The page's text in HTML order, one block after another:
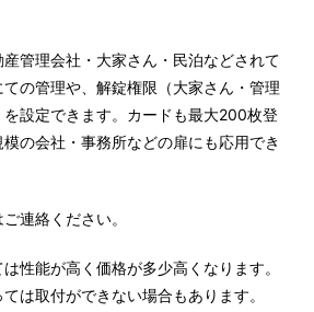
産管理会社・大家さん・民泊などされて
の管理や、解錠権限（大家さん・管理
設定できます。カードも最大200枚登
の会社・事務所などの扉にも応用でき
連絡ください。
性能が高く価格が多少高くなります。
は取付ができない場合もあります。